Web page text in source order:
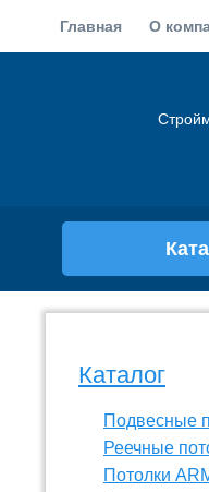
Главная О
Каталог
Подвесные
Реечные
Потолки